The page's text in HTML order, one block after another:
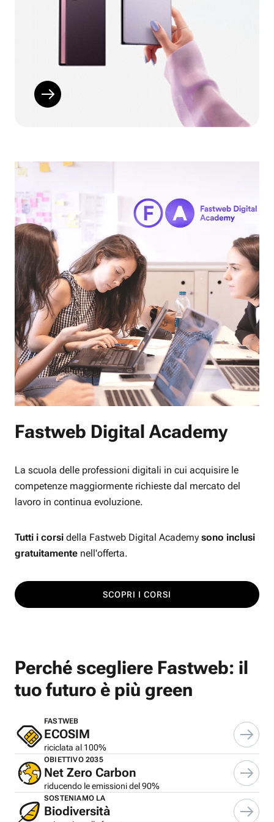
Fastweb Digital Academy
La scuola delle professioni digitali in cui acquisire le
competenze maggiormente richieste dal mercato del
lavoro in continua evoluzione.
Tutti i corsi della Fastweb Digital Academy sono inclusi
gratuitamente nell'offerta.
SCOPRI I CORSI
Perché scegliere Fastweb: il
tuo futuro è più green
FASTWEB
ECOSIM
riciclata al 100%
OBIETTIVO 2035
Net Zero Carbon
riducendo le emissioni del 90%
SOSTENIAMO LA
Biodiversità